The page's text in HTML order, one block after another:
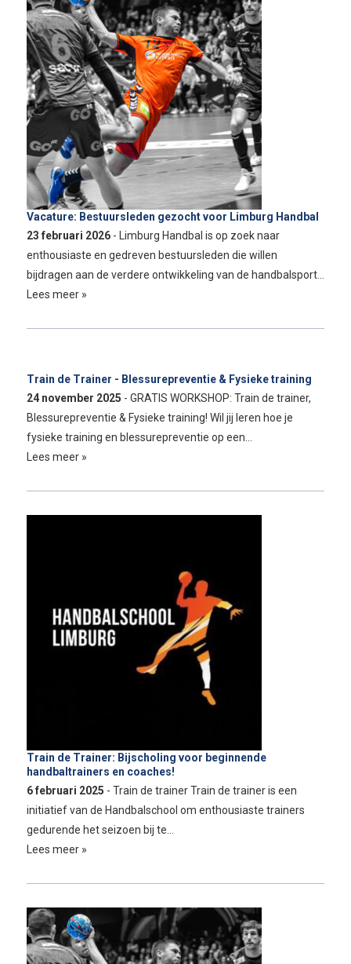
Vacature: Bestuursleden gezocht voor Limburg Handbal
23 februari 2026 - Limburg Handbal is op zoek naar
enthousiaste en gedreven bestuursleden die willen
bijdragen aan de verdere ontwikkeling van de handbalsport…
Lees meer »
Train de Trainer - Blessurepreventie & Fysieke training
24 november 2025 - GRATIS WORKSHOP: Train de trainer,
Blessurepreventie & Fysieke training! Wil jij leren hoe je
fysieke training en blessurepreventie op een…
Lees meer »
Train de Trainer: Bijscholing voor beginnende
handbaltrainers en coaches!
6 februari 2025 - Train de trainer Train de trainer is een
initiatief van de Handbalschool om enthousiaste trainers
gedurende het seizoen bij te…
Lees meer »